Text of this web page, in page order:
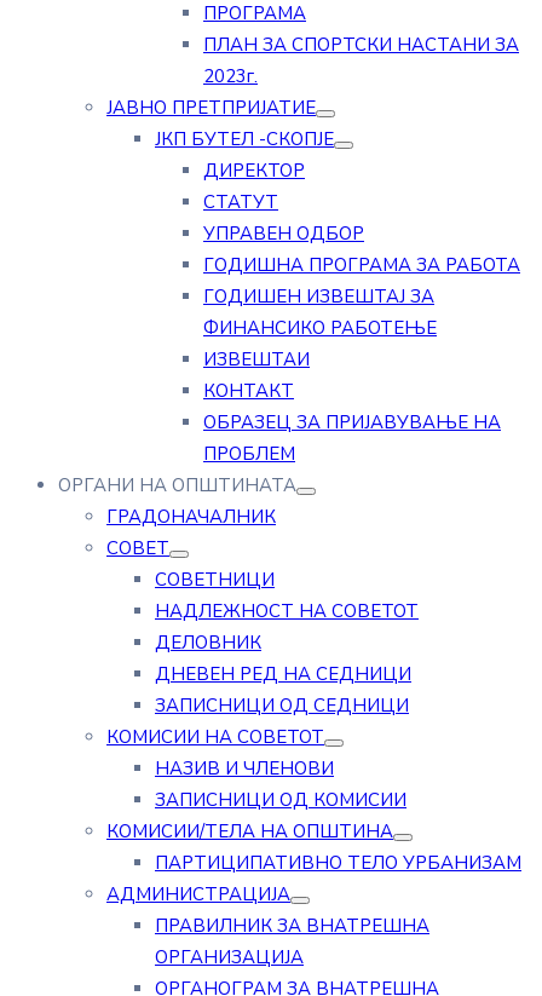
ПРОГРАМА
ПЛАН ЗА СПОРТСКИ НАСТАНИ ЗА
2023г.
ЈАВНО ПРЕТПРИЈАТИЕ
ЈКП БУТЕЛ -СКОПЈЕ
ДИРЕКТОР
СТАТУТ
УПРАВЕН ОДБОР
ГОДИШНА ПРОГРАМА ЗА РАБОТА
ГОДИШЕН ИЗВЕШТАЈ ЗА
ФИНАНСИКО РАБОТЕЊЕ
ИЗВЕШТАИ
КОНТАКТ
ОБРАЗЕЦ ЗА ПРИЈАВУВАЊЕ НА
ПРОБЛЕМ
ОРГАНИ НА ОПШТИНАТА
ГРАДОНАЧАЛНИК
СОВЕТ
СОВЕТНИЦИ
НАДЛЕЖНОСТ НА СОВЕТОТ
ДЕЛОВНИК
ДНЕВЕН РЕД НА СЕДНИЦИ
ЗАПИСНИЦИ ОД СЕДНИЦИ
КОМИСИИ НА СОВЕТОТ
НАЗИВ И ЧЛЕНОВИ
ЗАПИСНИЦИ ОД КОМИСИИ
КОМИСИИ/ТЕЛА НА ОПШТИНА
ПАРТИЦИПАТИВНО ТЕЛО УРБАНИЗАМ
АДМИНИСТРАЦИЈА
ПРАВИЛНИК ЗА ВНАТРЕШНА
ОРГАНИЗАЦИЈА
ОРГАНОГРАМ ЗА ВНАТРЕШНА